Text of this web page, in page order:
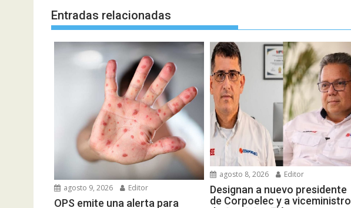
Entradas relacionadas
agosto 9, 2026 Editor
OPS emite una alerta para
agosto 8, 2026 Editor
Designan a nuevo presidente
de Corpoelec y a viceministro